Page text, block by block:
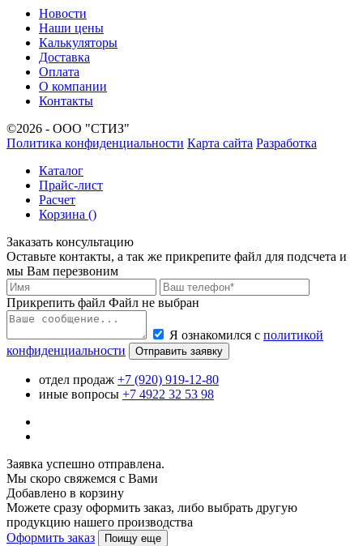
Новости
Наши цены
Калькуляторы
Доставка
Оплата
О компании
Контакты
©2026 - ООО "СТИЗ"
Политика конфиденциальности Карта сайта Разработка
Каталог
Прайс-лист
Расчет
Корзина ()
Заказать консультацию
Оставьте контакты, а так же прикрепите файл для подсчета и
мы Вам перезвоним
Прикрепить файл Файл не выбран
Я ознакомился с политикой
конфиденциальности
Отправить заявку
отдел продаж +7 (920) 919-12-80
иные вопросы +7 4922 32 53 98
Заявка успешно отправлена.
Мы скоро свяжемся с Вами
Добавлено в корзину
Можете сразу оформить заказ, либо выбрать другую
продукцию нашего производства
Оформить заказ
Поищу еще